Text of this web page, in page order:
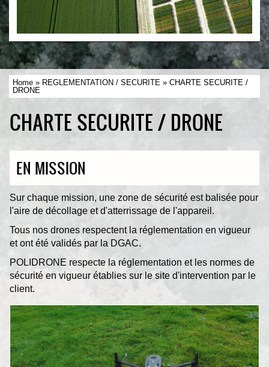
Home » REGLEMENTATION / SECURITE » CHARTE SECURITE /
DRONE
CHARTE SECURITE / DRONE
EN MISSION
Sur chaque mission, une zone de sécurité est balisée pour
l'aire de décollage et d'atterrissage de l'appareil.
Tous nos drones respectent la réglementation en vigueur
et ont été validés par la DGAC.
POLIDRONE respecte la réglementation et les normes de
sécurité en vigueur établies sur le site d'intervention par le
client.